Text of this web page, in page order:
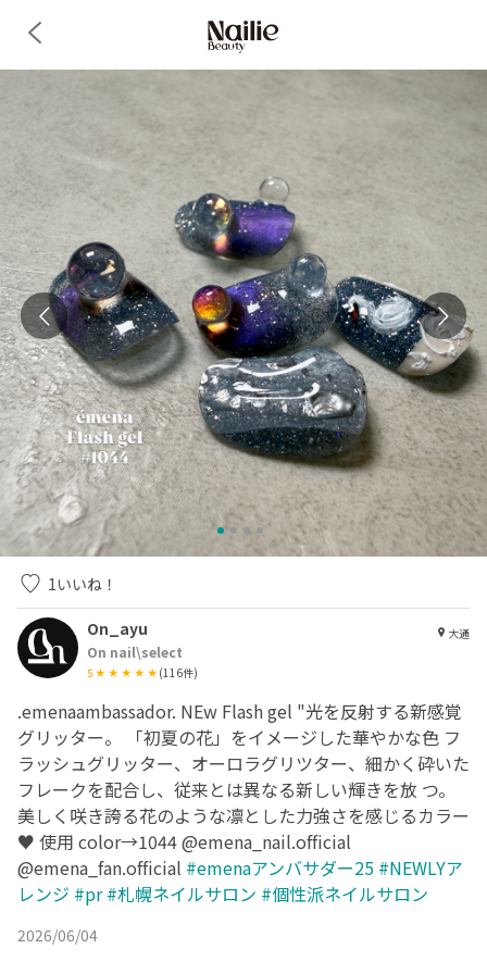
1いいね！
On_ayu
On nail\select
5 (116件)
大通
.emenaambassador. NEw Flash gel "光を反射する新感覚
グリッター。 「初夏の花」をイメージした華やかな色 フ
ラッシュグリッター、オーロラグリツター、細かく砕いた
フレークを配合し、従来とは異なる新しい輝きを放 つ。
美しく咲き誇る花のような凛とした力強さを感じるカラー
♥ 使用 color→1044 @emena_nail.official
@emena_fan.official #emenaアンバサダー25 #NEWLYア
レンジ #pr #札幌ネイルサロン #個性派ネイルサロン
2026/06/04